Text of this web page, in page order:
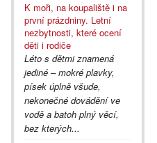
K moři, na koupaliště i na
první prázdniny. Letní
nezbytnosti, které ocení
děti i rodiče
Léto s dětmi znamená
jediné – mokré plavky,
písek úplně všude,
nekonečné dovádění ve
vodě a batoh plný věcí,
bez kterých...